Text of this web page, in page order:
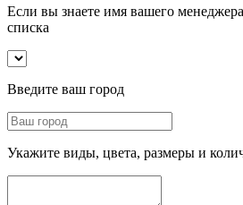
Если вы знаете имя вашего
списка
Введите ваш город
Укажите виды, цвета, размеры и